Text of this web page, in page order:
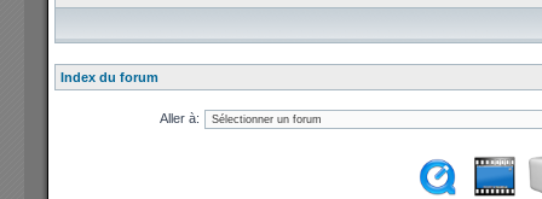
Index du forum
Aller à: